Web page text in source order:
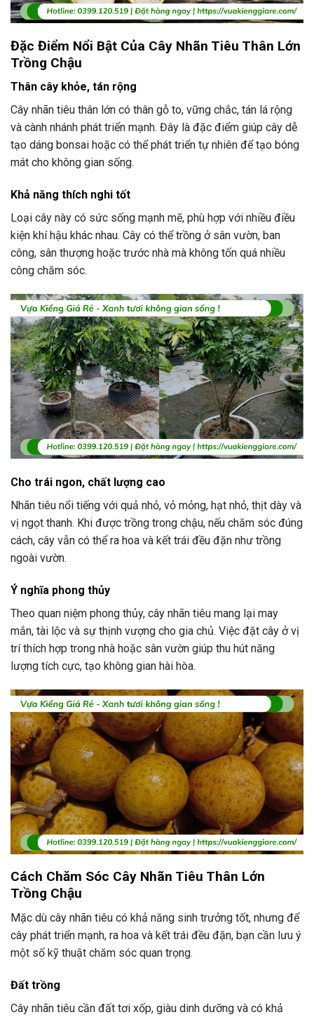
Đặc Điểm Nổi Bật Của Cây Nhãn Tiêu Thân Lớn
Trồng Chậu
Thân cây khỏe, tán rộng
Cây nhãn tiêu thân lớn có thân gỗ to, vững chắc, tán lá rộng
và cành nhánh phát triển mạnh. Đây là đặc điểm giúp cây dễ
tạo dáng bonsai hoặc có thể phát triển tự nhiên để tạo bóng
mát cho không gian sống.
Khả năng thích nghi tốt
Loại cây này có sức sống mạnh mẽ, phù hợp với nhiều điều
kiện khí hậu khác nhau. Cây có thể trồng ở sân vườn, ban
công, sân thượng hoặc trước nhà mà không tốn quá nhiều
công chăm sóc.
Cho trái ngon, chất lượng cao
Nhãn tiêu nổi tiếng với quả nhỏ, vỏ mỏng, hạt nhỏ, thịt dày và
vị ngọt thanh. Khi được trồng trong chậu, nếu chăm sóc đúng
cách, cây vẫn có thể ra hoa và kết trái đều đặn như trồng
ngoài vườn.
Ý nghĩa phong thủy
Theo quan niệm phong thủy, cây nhãn tiêu mang lại may
mắn, tài lộc và sự thịnh vượng cho gia chủ. Việc đặt cây ở vị
trí thích hợp trong nhà hoặc sân vườn giúp thu hút năng
lượng tích cực, tạo không gian hài hòa.
Cách Chăm Sóc Cây Nhãn Tiêu Thân Lớn
Trồng Chậu
Mặc dù cây nhãn tiêu có khả năng sinh trưởng tốt, nhưng để
cây phát triển mạnh, ra hoa và kết trái đều đặn, bạn cần lưu ý
một số kỹ thuật chăm sóc quan trọng.
Đất trồng
Cây nhãn tiêu cần đất tơi xốp, giàu dinh dưỡng và có khả